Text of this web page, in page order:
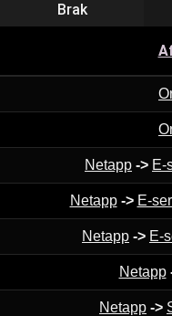
Brak
Netapp -> E-
Netapp -> E-
Netapp -> E-
Netapp
Netapp ->